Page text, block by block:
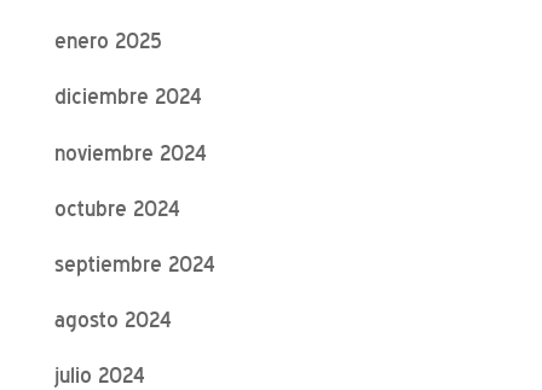
enero 2025
diciembre 2024
noviembre 2024
octubre 2024
septiembre 2024
agosto 2024
julio 2024